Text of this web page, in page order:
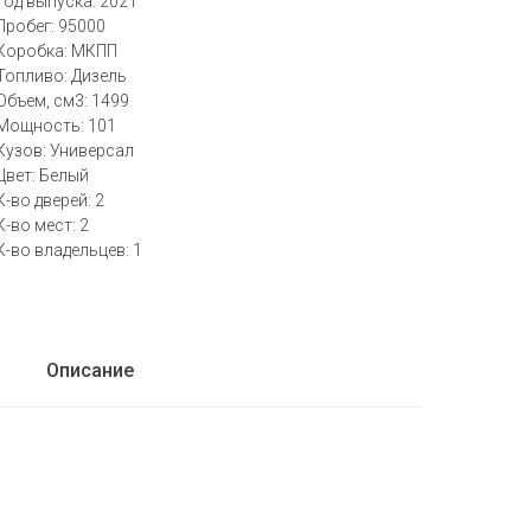
95000
МКПП
Дизель
см3: 1499
101
Универсал
Белый
во дверей: 2
во мест: 2
во владельцев: 1
Описание